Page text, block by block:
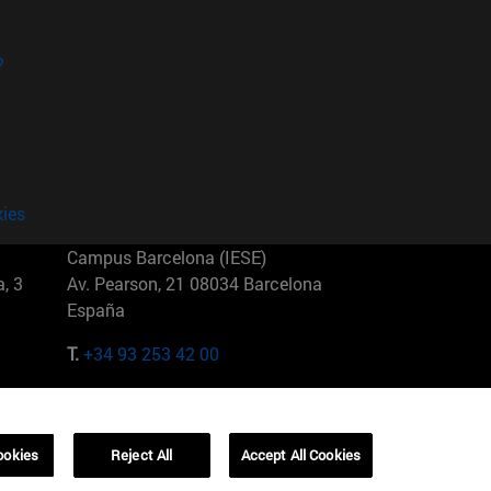
3
Campus Barcelona (IESE)
Av. Pearson, 21 08034 Barcelona
España
T.+34 93 253 42 00
01321001 Bela Vista Brasil
Reject All Accept All Cookies